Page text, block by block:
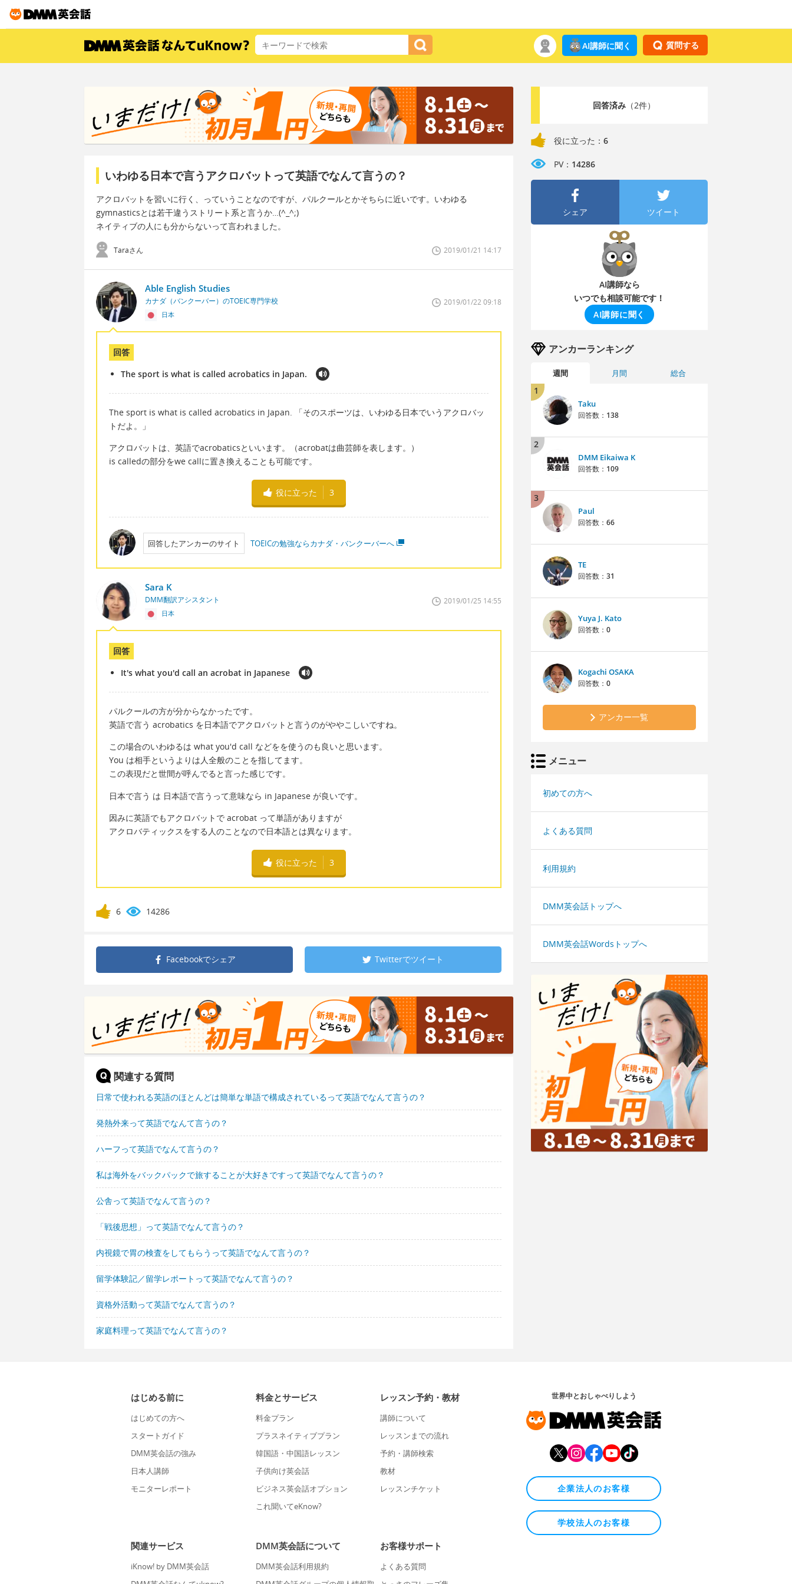
質問する
AI講師に聞く
いわゆる日本で言うアクロバットって英語でなんて言うの？
アクロバットを習いに行く、っていうことなのですが、パルクールとかそちらに近いです。いわゆる
gymnasticsとは若干違うストリート系と言うか…(^_^;)
ネイティブの人にも分からないって言われました。
Taraさん 2019/01/21 14:17
Able English Studies
カナダ（バンクーバー）のTOEIC専門学校
日本
2019/01/22 09:18
回答
The sport is what is called acrobatics in Japan.
The sport is what is called acrobatics in Japan. 「そのスポーツは、いわゆる日本でいうアクロバッ
トだよ。」
アクロバットは、英語でacrobaticsといいます。（acrobatは曲芸師を表します。）
is calledの部分をwe callに置き換えることも可能です。
役に立った 3
回答したアンカーのサイト TOEICの勉強ならカナダ・バンクーバーへ
Sara K
DMM翻訳アシスタント
日本
2019/01/25 14:55
回答
It's what you'd call an acrobat in Japanese
パルクールの方が分からなかったです。
英語で言う acrobatics を日本語でアクロバットと言うのがややこしいですね。
この場合のいわゆるは what you'd call などをを使うのも良いと思います。
You は相手というよりは人全般のことを指してます。
この表現だと世間が呼んでると言った感じです。
日本で言う は 日本語で言うって意味なら in Japanese が良いです。
因みに英語でもアクロバットで acrobat って単語がありますが
アクロバティックスをする人のことなので日本語とは異なります。
役に立った 3
6 14286
Facebookでシェア Twitterでツイート
関連する質問
日常で使われる英語のほとんどは簡単な単語で構成されているって英語でなんて言うの？
発熱外来って英語でなんて言うの？
ハーフって英語でなんて言うの？
私は海外をバックパックで旅することが大好きですって英語でなんて言うの？
公舎って英語でなんて言うの？
「戦後思想」って英語でなんて言うの？
内視鏡で胃の検査をしてもらうって英語でなんて言うの？
留学体験記／留学レポートって英語でなんて言うの？
資格外活動って英語でなんて言うの？
家庭料理って英語でなんて言うの？
回答済み（2件）
役に立った： 6
PV： 14286
シェア ツイート
AI講師なら
いつでも相談可能です！
AI講師に聞く
アンカーランキング
週間 月間 総合
1
Taku
回答数： 138
2
DMM Eikaiwa K
回答数： 109
3
Paul
回答数： 66
TE
回答数： 31
Yuya J. Kato
回答数： 0
Kogachi OSAKA
回答数： 0
アンカー一覧
メニュー
初めての方へ
よくある質問
利用規約
DMM英会話トップへ
DMM英会話Wordsトップへ
はじめる前に
はじめての方へ
スタートガイド
DMM英会話の強み
日本人講師
モニターレポート
料金とサービス
料金プラン
プラスネイティブプラン
韓国語・中国語レッスン
子供向け英会話
ビジネス英会話オプション
これ聞いてeKnow?
レッスン予約・教材
講師について
レッスンまでの流れ
予約・講師検索
教材
レッスンチケット
関連サービス
iKnow! by DMM英会話
DMM英会話について
DMM英会話利用規約
お客様サポート
よくある質問
世界中とおしゃべりしよう
企業法人のお客様
学校法人のお客様